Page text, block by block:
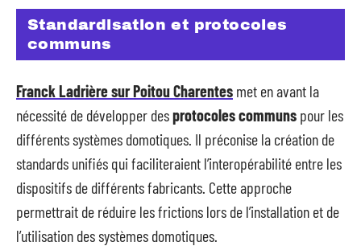
Standardisation et protocoles
communs
Franck Ladrière sur Poitou Charentes met en avant la
nécessité de développer desprotocoles communs pour les
différents systèmes domotiques. Il préconise la création de
standards unifiés qui faciliteraient l’interopérabilité entre les
dispositifs de différents fabricants. Cette approche
permettrait de réduire les frictions lors de l’installation et de
l’utilisation des systèmes domotiques.